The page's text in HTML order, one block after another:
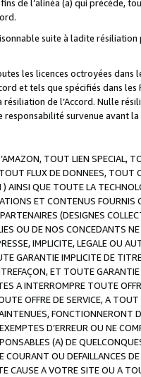
de l’alinéa (a) qui précède,
suite à ladite
les licences octroyées dans
et tels que spécifiés dans
de l’Accord. Nulle
survenue avant
TOUT LIEN SPECIAL,
FLUX DE DONNEES, TOUT
AINSI QUE TOUTE LA
ET CONTENUS FOURNIS
(DESIGNES
OU DE NOS CONCEDANTS
IMPLICITE, LEGALE OU
GARANTIE IMPLICITE DE
ET TOUTE
A INTERROMPRE TOUTE
OFFRE DE SERVICE, A
FONCTIONNERONT
D’ERREUR OU NE
(A) DE
OU DEFAILLANCES
CAUSE A VOTRE SITE OU A